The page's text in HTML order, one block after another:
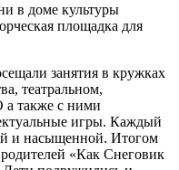
в доме культуры
площадка для
занятия в кружках
театральном,
а также с ними
игры. Каждый
и насыщенной. Итогом
«Как Снеговик